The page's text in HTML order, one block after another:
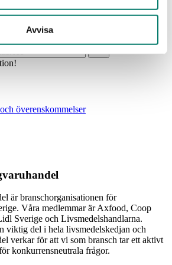
Avvisa
överenskommelser
är branschorganisationen för
Våra medlemmar är Axfood, Coop
Sverige och Livsmedelshandlarna.
viktig del i hela livsmedelskedjan och
verkar för att vi som bransch tar ett aktivt
konkurrensneutrala frågor.